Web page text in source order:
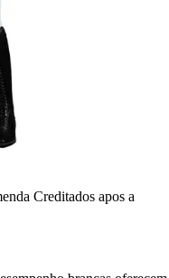
Creditados apos a